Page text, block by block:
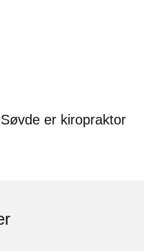
er kiropraktor